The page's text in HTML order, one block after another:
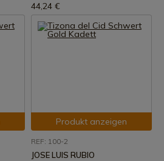
44,24 €
Produkt anzeigen
REF: 100-2
JOSE LUIS RUBIO